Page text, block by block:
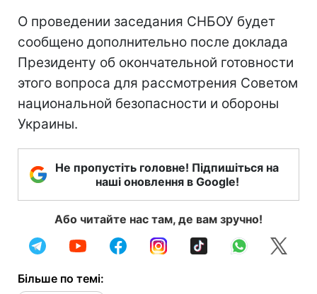
О проведении заседания СНБОУ будет
сообщено дополнительно после доклада
Президенту об окончательной готовности
этого вопроса для рассмотрения Советом
национальной безопасности и обороны
Украины.
Не пропустіть головне! Підпишіться на
наші оновлення в Google!
Або читайте нас там, де вам зручно!
Більше по темі: